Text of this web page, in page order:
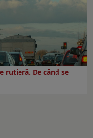
rutieră. De când se